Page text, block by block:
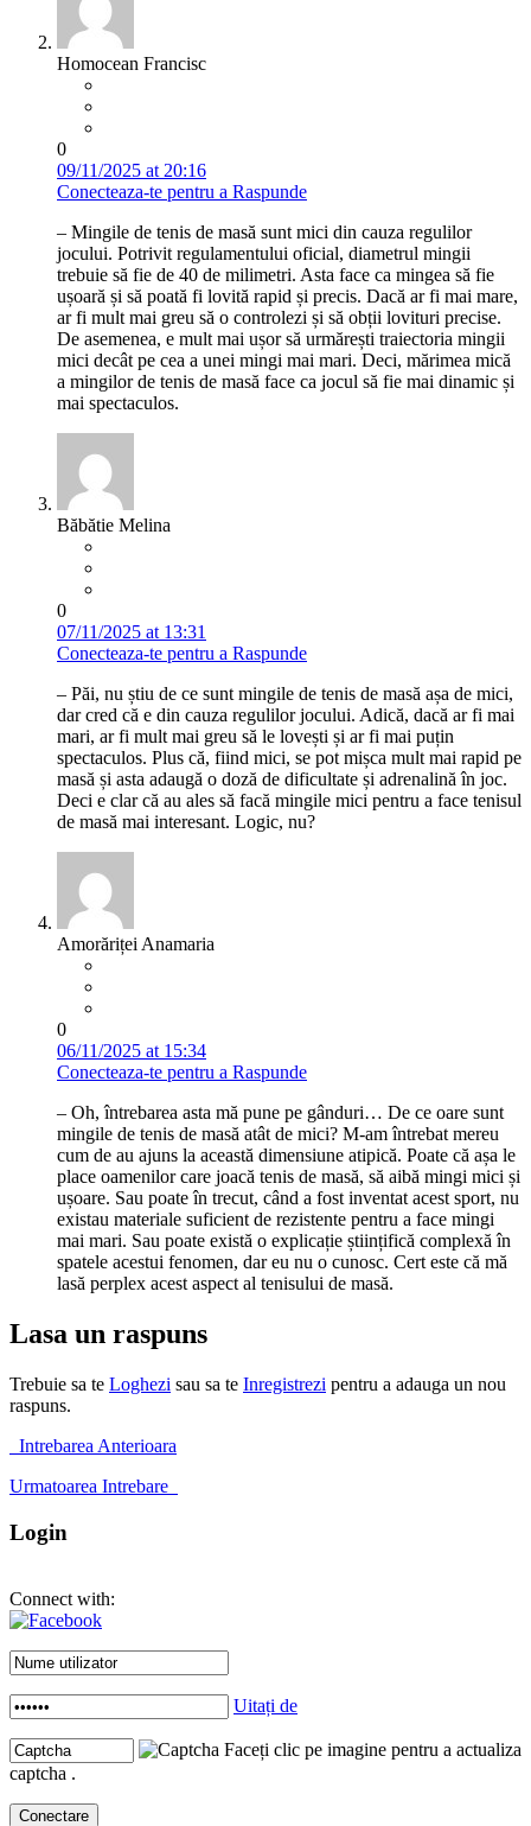
Homocean Francisc
0
09/11/2025 at 20:16
Conecteaza-te pentru a Raspunde
– Mingile de tenis de masă sunt mici din cauza regulilor
jocului. Potrivit regulamentului oficial, diametrul mingii
trebuie să fie de 40 de milimetri. Asta face ca mingea să fie
ușoară și să poată fi lovită rapid și precis. Dacă ar fi mai mare,
ar fi mult mai greu să o controlezi și să obții lovituri precise.
De asemenea, e mult mai ușor să urmărești traiectoria mingii
mici decât pe cea a unei mingi mai mari. Deci, mărimea mică
a mingilor de tenis de masă face ca jocul să fie mai dinamic și
mai spectaculos.
Băbătie Melina
0
07/11/2025 at 13:31
Conecteaza-te pentru a Raspunde
– Păi, nu știu de ce sunt mingile de tenis de masă așa de mici,
dar cred că e din cauza regulilor jocului. Adică, dacă ar fi mai
mari, ar fi mult mai greu să le lovești și ar fi mai puțin
spectaculos. Plus că, fiind mici, se pot mișca mult mai rapid pe
masă și asta adaugă o doză de dificultate și adrenalină în joc.
Deci e clar că au ales să facă mingile mici pentru a face tenisul
de masă mai interesant. Logic, nu?
Amorăriței Anamaria
0
06/11/2025 at 15:34
Conecteaza-te pentru a Raspunde
– Oh, întrebarea asta mă pune pe gânduri… De ce oare sunt
mingile de tenis de masă atât de mici? M-am întrebat mereu
cum de au ajuns la această dimensiune atipică. Poate că așa le
place oamenilor care joacă tenis de masă, să aibă mingi mici și
ușoare. Sau poate în trecut, când a fost inventat acest sport, nu
existau materiale suficient de rezistente pentru a face mingi
mai mari. Sau poate există o explicație științifică complexă în
spatele acestui fenomen, dar eu nu o cunosc. Cert este că mă
lasă perplex acest aspect al tenisului de masă.
Lasa un raspuns
Trebuie sa te Loghezi sau sa te Inregistrezi pentru a adauga un nou
raspuns.
Intrebarea Anterioara
Urmatoarea Intrebare
Login
Connect with:
Uitați de
Faceți clic pe imagine pentru a actualiza
captcha .